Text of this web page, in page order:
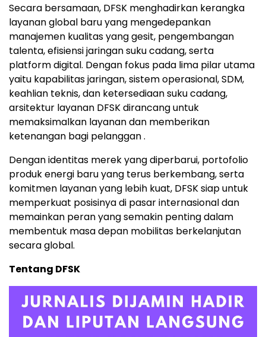
Secara bersamaan, DFSK menghadirkan kerangka
layanan global baru yang mengedepankan
manajemen kualitas yang gesit, pengembangan
talenta, efisiensi jaringan suku cadang, serta
platform digital. Dengan fokus pada lima pilar utama
yaitu kapabilitas jaringan, sistem operasional, SDM,
keahlian teknis, dan ketersediaan suku cadang,
arsitektur layanan DFSK dirancang untuk
memaksimalkan layanan dan memberikan
ketenangan bagi pelanggan .
Dengan identitas merek yang diperbarui, portofolio
produk energi baru yang terus berkembang, serta
komitmen layanan yang lebih kuat, DFSK siap untuk
memperkuat posisinya di pasar internasional dan
memainkan peran yang semakin penting dalam
membentuk masa depan mobilitas berkelanjutan
secara global.
Tentang DFSK